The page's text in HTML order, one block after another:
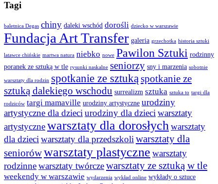
Tagi
baletnica Degas chiny daleki wschód dorośli dziecko w warszawie
Fundacja Art Transfer galeria grzechotka historia sztuki
latawce chińskie martwa natura niebko nowe Pawilon Sztuki rodzinny
poranek ze sztuką w tle rysunki naskalne seniorzy sny i marzenia sobotnie
warsztaty dla rodzin spotkanie ze sztukąspotkanie ze
sztuką dalekiego wschodu surrealizm sztuka sztuka to targi dla
rodziców targi mamaville urodziny artystyczne urodziny
artystyczne dla dzieciurodziny dla dzieciwarsztaty
artystycznewarsztaty dla dorosłychwarsztaty
dla dzieciwarsztaty dla przedszkoliwarsztaty dla
seniorówwarsztaty plastyczne warsztaty
rodzinnewarsztaty twórczewarsztaty ze sztuką w tle
weekendy w warszawie wydarzenia wykład online wykłady o sztuce